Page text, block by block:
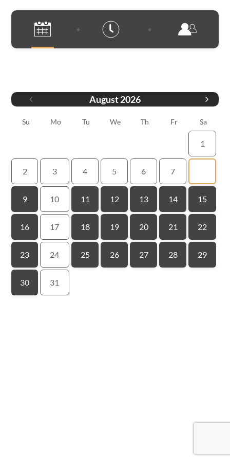
August2026
Su Mo Tu We Th Fr Sa
1
2 3 4 5 6 7
9 10 11 12 13 14 15
16 17 18 19 20 21 22
23 24 25 26 27 28 29
30 31